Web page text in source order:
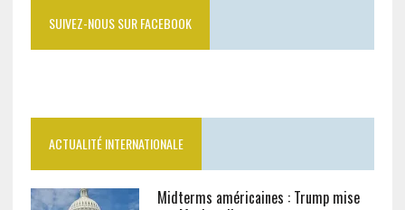
SUIVEZ-NOUS SUR FACEBOOK
ACTUALITÉ INTERNATIONALE
Midterms américaines : Trump mise